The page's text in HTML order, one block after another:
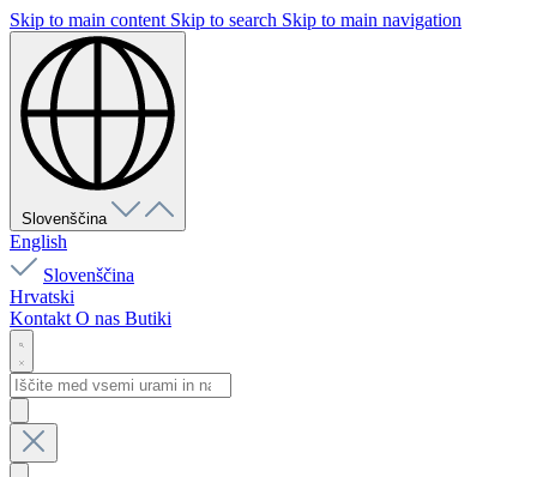
Skip to main content Skip to search Skip to main navigation
Slovenščina
English
Slovenščina
Hrvatski
Kontakt O nas Butiki